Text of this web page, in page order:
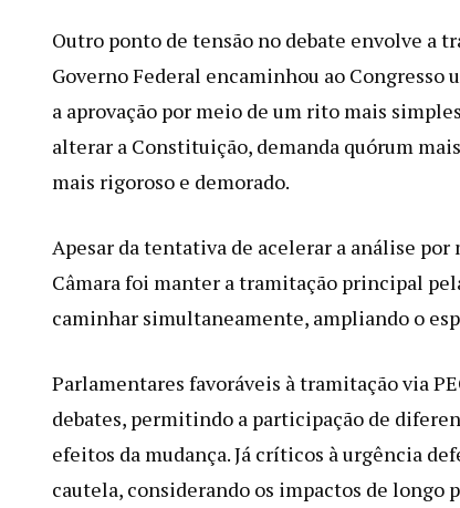
Outro ponto de tensão no debate envolve a
Governo Federal encaminhou ao
a aprovação por meio de um rito mais
alterar a Constituição, demanda quórum
mais rigoroso e demorado.
Apesar da tentativa de acelerar a análise
Câmara foi manter a tramitação principal
caminhar simultaneamente, ampliando o
Parlamentares favoráveis à tramitação via
debates, permitindo a participação de
efeitos da mudança. Já críticos à urgência
cautela, considerando os impactos de longo